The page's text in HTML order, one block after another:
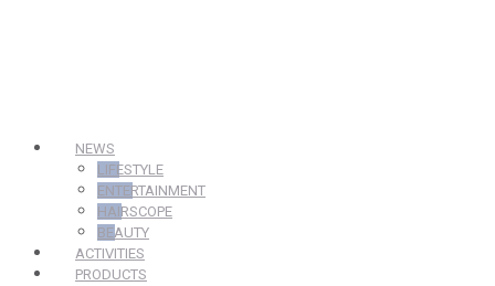
NEWS
LIFESTYLE
ENTERTAINMENT
HAIRSCOPE
BEAUTY
ACTIVITIES
PRODUCTS